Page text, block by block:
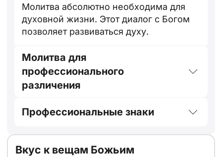
Молитва абсолютно необходима для
духовной жизни. Этот диалог с Богом
позволяет развиваться духу.
Молитва для
профессионального
различения
Профессиональные знаки
Вкус к вещам Божьим